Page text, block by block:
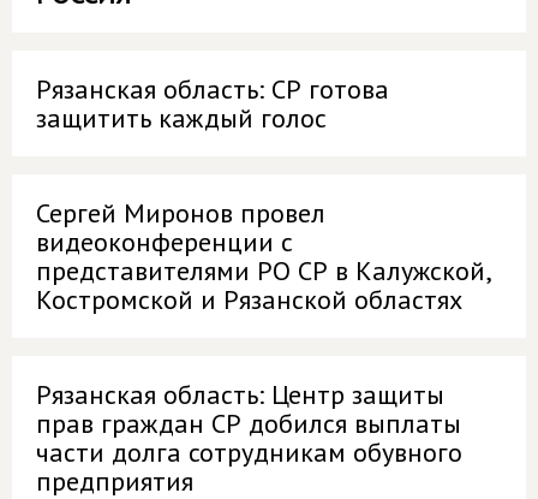
Рязанская область: СР готова
защитить каждый голос
Сергей Миронов провел
видеоконференции с
представителями РО СР в Калужской,
Костромской и Рязанской областях
Рязанская область: Центр защиты
прав граждан СР добился выплаты
части долга сотрудникам обувного
предприятия